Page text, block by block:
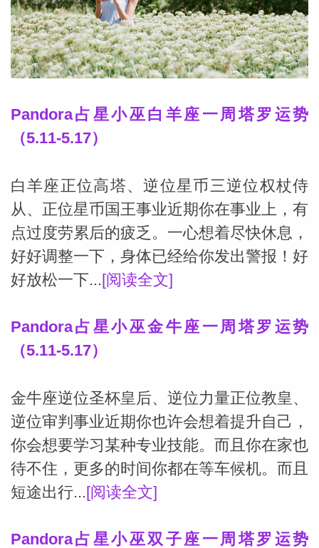
婆星座 航
Pandora占星小巫白羊座一周塔罗运势
（5.11-5.17）
白羊座正位高塔、逆位星币三逆位权杖侍
从、正位星币国王事业近期你在事业上，有
点过度劳累后的疲乏。一心想着尽快休息，
好好调整一下，身体已经给你发出警报！好
好放松一下...[阅读全文]
Pandora占星小巫金牛座一周塔罗运势
（5.11-5.17）
金牛座逆位圣杯皇后、逆位力量正位教皇、
逆位审判事业近期你也许会想着提升自己，
你会想要学习某种专业技能。而且你在家也
待不住，更多的时间你都在等车候机。而且
短途出行...[阅读全文]
Pandora占星小巫双子座一周塔罗运势